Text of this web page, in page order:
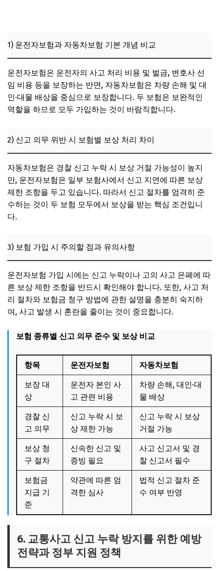
1) 운전자보험과 자동차보험 기본 개념 비교
운전자보험은 운전자의 사고 처리 비용 및 벌금, 변호사 선
임 비용 등을 보장하는 반면, 자동차보험은 차량 손해 및 대
인·대물 배상을 중심으로 보장합니다. 두 보험은 보완적인
역할을 하므로 모두 가입하는 것이 바람직합니다.
2) 신고 의무 위반 시 보험별 보상 처리 차이
자동차보험은 경찰 신고 누락 시 보상 거절 가능성이 높지
만, 운전자보험은 일부 보험사에서 신고 지연에 따른 보상
제한 조항을 두고 있습니다. 따라서 신고 절차를 엄격히 준
수하는 것이 두 보험 모두에서 보상을 받는 핵심 조건입니
다.
3) 보험 가입 시 주의할 점과 유의사항
운전자보험 가입 시에는 신고 누락이나 고의 사고 은폐에 따
른 보상 제한 조항을 반드시 확인해야 합니다. 또한, 사고 처
리 절차와 보험금 청구 방법에 관한 설명을 충분히 숙지하
여, 사고 발생 시 혼란을 줄이는 것이 중요합니다.
보험 종류별 신고 의무 준수 및 보상 비교
항목 운전자보험 자동차보험
보장 대
상
운전자 본인 사
고 관련 비용
차량 손해, 대인·대
물 배상
경찰 신
고 의무
신고 누락 시 보
상 제한 가능
신고 누락 시 보상
거절 가능
보상 청
구 절차
신속한 신고 및
증빙 필요
사고 신고서 및 경
찰 신고서 필수
보험금
지급 기
준
약관에 따른 엄
격한 심사
법적 신고 절차 준
수 여부 반영
6. 교통사고 신고 누락 방지를 위한 예방
전략과 정부 지원 정책